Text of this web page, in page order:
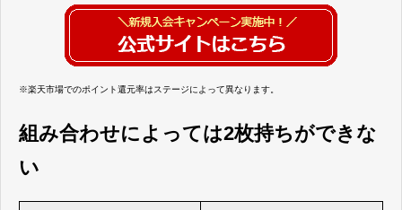
※楽天市場でのポイント還元率はステージによって異なります。
組み合わせによっては2枚持ちができな
い